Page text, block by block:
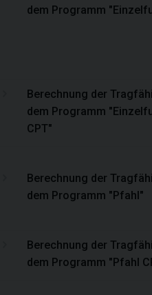
dem Programm
Berechnung der
dem Programm
CPT"
Berechnung der
dem Programm "Pfahl"
Berechnung der
dem Programm "Pfahl